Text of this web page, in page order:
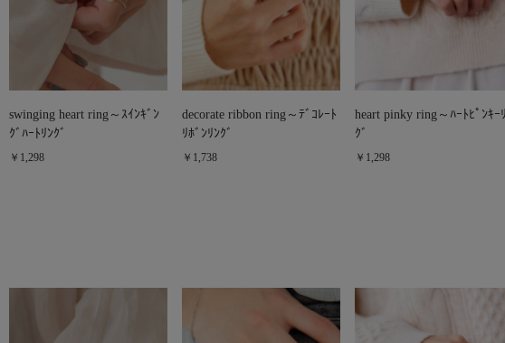
swinging heart ring～ｽｲﾝｷﾞﾝ
ｸﾞﾊｰﾄﾘﾝｸﾞ
￥1,298
decorate ribbon ring～ﾃﾞｺﾚｰﾄ
ﾘﾎﾞﾝﾘﾝｸﾞ
￥1,738
heart pinky ring～ﾊｰﾄﾋﾟﾝｷｰ
ｸﾞ
￥1,298